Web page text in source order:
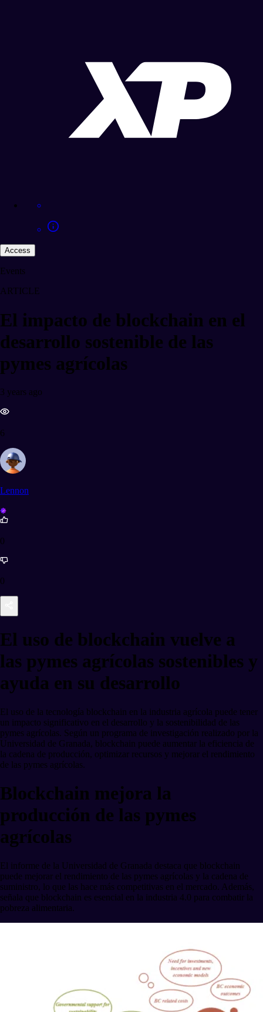
Access
Events
ARTICLE
El impacto de blockchain en el
desarrollo sostenible de las
pymes agrícolas
3 years ago
6
Lennon
0
0
El uso de blockchain vuelve a
las pymes agrícolas sostenibles y
ayuda en su desarrollo
El uso de la tecnología blockchain en la industria agrícola puede tener
un impacto significativo en el desarrollo y la sostenibilidad de las
pymes agrícolas. Según un programa de investigación realizado por la
Universidad de Granada, blockchain puede aumentar la eficiencia de
la cadena de producción, optimizar recursos y mejorar el rendimiento
de las pymes agrícolas.
Blockchain mejora la
producción de las pymes
agrícolas
El informe de la Universidad de Granada destaca que blockchain
puede mejorar el rendimiento de las pymes agrícolas y la cadena de
suministro, lo que las hace más competitivas en el mercado. Además,
señala que blockchain es esencial en la industria 4.0 para combatir la
pobreza alimentaria.